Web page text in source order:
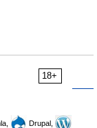
18+
Drupal,